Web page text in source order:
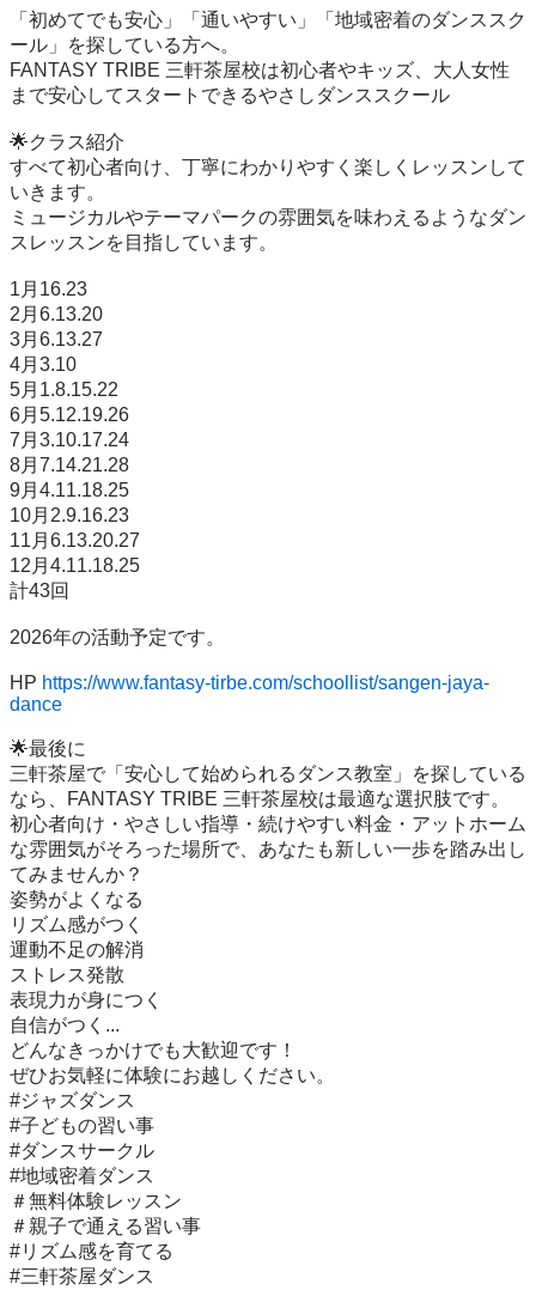
「初めてでも安心」「通いやすい」「地域密着のダンススク
ール」を探している方へ。
FANTASY TRIBE 三軒茶屋校は初心者やキッズ、大人女性
まで安心してスタートできるやさしダンススクール
🌟クラス紹介
すべて初心者向け、丁寧にわかりやすく楽しくレッスンして
いきます。
ミュージカルやテーマパークの雰囲気を味わえるようなダン
スレッスンを目指しています。
1月16.23
2月6.13.20
3月6.13.27
4月3.10
5月1.8.15.22
6月5.12.19.26
7月3.10.17.24
8月7.14.21.28
9月4.11.18.25
10月2.9.16.23
11月6.13.20.27
12月4.11.18.25
計43回
2026年の活動予定です。
HP https://www.fantasy-tirbe.com/schoollist/sangen-jaya-
dance
🌟最後に
三軒茶屋で「安心して始められるダンス教室」を探している
なら、FANTASY TRIBE 三軒茶屋校は最適な選択肢です。
初心者向け・やさしい指導・続けやすい料金・アットホーム
な雰囲気がそろった場所で、あなたも新しい一歩を踏み出し
てみませんか？
姿勢がよくなる
リズム感がつく
運動不足の解消
ストレス発散
表現力が身につく
自信がつく...
どんなきっかけでも大歓迎です！
ぜひお気軽に体験にお越しください。
#ジャズダンス
#子どもの習い事
#ダンスサークル
#地域密着ダンス
＃無料体験レッスン
＃親子で通える習い事
#リズム感を育てる
#三軒茶屋ダンス